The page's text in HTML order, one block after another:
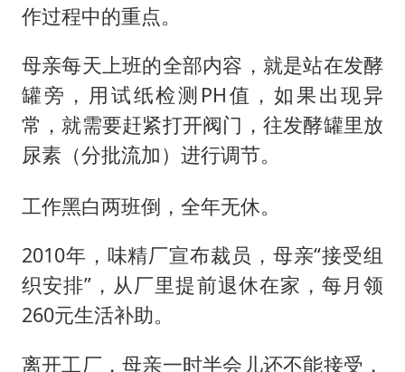
作过程中的重点。
母亲每天上班的全部内容，就是站在发酵
罐旁，用试纸检测PH值，如果出现异
常，就需要赶紧打开阀门，往发酵罐里放
尿素 （分批流加） 进行调节。
工作黑白两班倒，全年无休。
2010年，味精厂宣布裁员，母亲“接受组
织安排”，从厂里提前退休在家，每月领
260元生活补助。
离开工厂，母亲一时半会儿还不能接受，